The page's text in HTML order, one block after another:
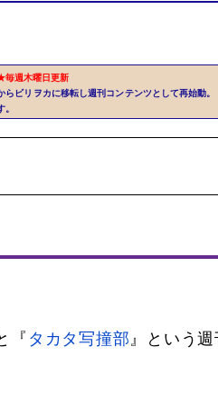
毎週木曜日更新
ビリヲカに移転し週刊コンテンツとして再始動。
『 タカタ写撞部』という週